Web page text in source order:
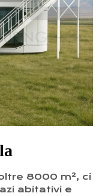
8000 m², ci
abitativi e